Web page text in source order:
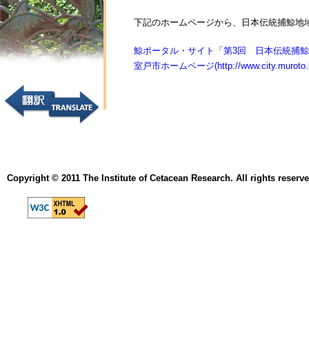
下記のホームページから、日本伝統捕鯨
鯨ポータル・サイト「第3回 日本伝統捕
室戸市ホームページ(http://
Copyright © 2011 The Institute of Cetacean Research. All rights